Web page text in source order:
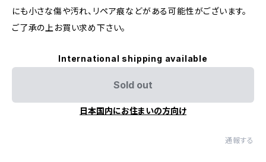
にも小さな傷や汚れ、リペア痕などがある可能性がございます。
ご了承の上お買い求め下さい。
International shipping available
Sold out
日本国内にお住まいの方向け
通報する